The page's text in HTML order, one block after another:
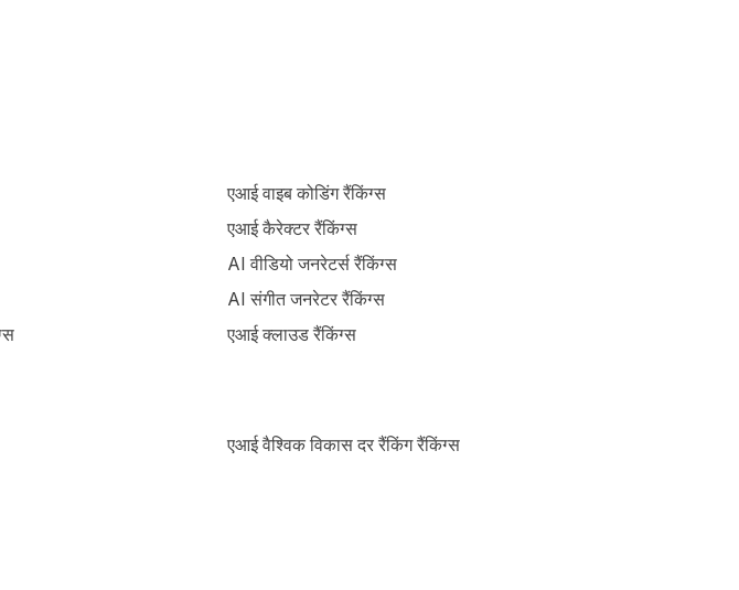
एआई वाइब कोडिंग रैंकिंग्स
एआई कैरेक्टर रैंकिंग्स
AI वीडियो जनरेटर्स रैंकिंग्स
AI संगीत जनरेटर रैंकिंग्स
एआई क्लाउड रैंकिंग्स
एआई वैश्विक विकास दर रैंकिंग रैंकिंग्स